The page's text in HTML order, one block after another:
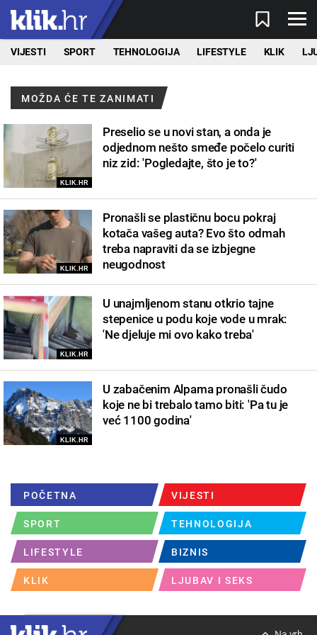
VIJESTI SPORT TEHNOLOGIJA LIFESTYLE KLIK
MOŽDA ĆE TE ZANIMATI
KLIK.HR
Preselio se u novi stan, a onda je
odjednom nešto smeđe počelo curiti
niz zid: 'Pogledajte, što je to?'
KLIK.HR
Pronašli se plastičnu bocu pokraj
kotača vašeg auta? Evo što odmah
treba napraviti da se izbjegne
neugodnost
KLIK.HR
U unajmljenom stanu otkrio tajne
stepenice u podu koje vode u mrak:
'Ne djeluje mi ovo kako treba'
KLIK.HR
U zabačenim Alpama pronašli čudo
koje ne bi trebalo tamo biti: 'Pa tu je
već 1100 godina'
POČETNA VIJESTI
SPORT TEHNOLOGIJA
LIFESTYLE BIZNIS
KLIK LJUBAV I SEKS